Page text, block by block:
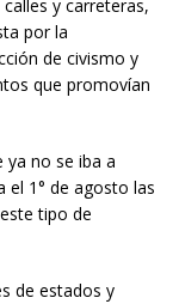
y carreteras,
por la
de civismo y
que promovían
ya no se iba a
el 1° de agosto las
tipo de
de estados y